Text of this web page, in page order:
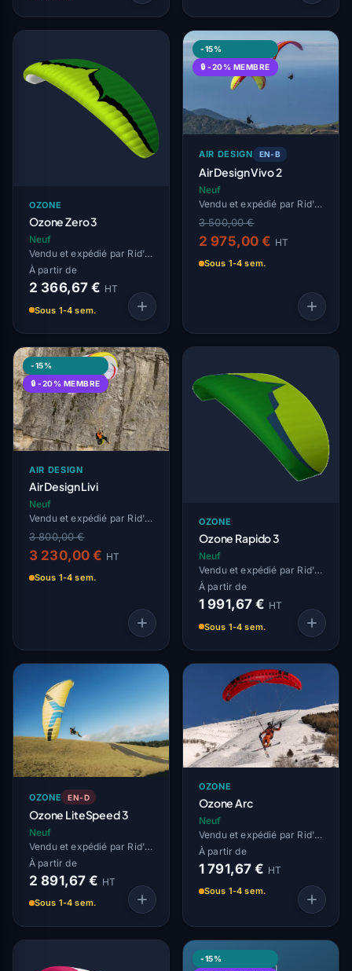
OZONE
Ozone Zero 3
Neuf
Vendu et expédié par Rid'Air
À partir de
2 366,67 € HT
Sous 1-4 sem.
-15%
🔒 -20% MEMBRE
AIR DESIGN EN-B
Air Design Vivo 2
Neuf
Vendu et expédié par Rid'Air
3 500,00 €
2 975,00 € HT
Sous 1-4 sem.
-15%
🔒 -20% MEMBRE
AIR DESIGN
Air Design Livi
Neuf
Vendu et expédié par Rid'Air
3 800,00 €
3 230,00 € HT
Sous 1-4 sem.
OZONE
Ozone Rapido 3
Neuf
Vendu et expédié par Rid'Air
À partir de
1 991,67 € HT
Sous 1-4 sem.
OZONE EN-D
Ozone LiteSpeed 3
Neuf
Vendu et expédié par Rid'Air
À partir de
2 891,67 € HT
Sous 1-4 sem.
OZONE
Ozone Arc
Neuf
Vendu et expédié par Rid'Air
À partir de
1 791,67 € HT
Sous 1-4 sem.
-15%